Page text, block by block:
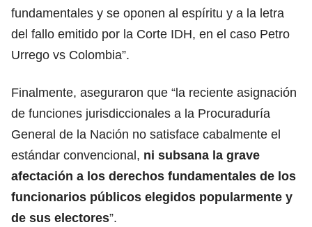
fundamentales y se oponen al espíritu y a la letra
del fallo emitido por la Corte IDH, en el caso Petro
Urrego vs Colombia”.
Finalmente, aseguraron que “la reciente asignación
de funciones jurisdiccionales a la Procuraduría
General de la Nación no satisface cabalmente el
estándar convencional, ni subsana la grave
afectación a los derechos fundamentales de los
funcionarios públicos elegidos popularmente y
de sus electores”.